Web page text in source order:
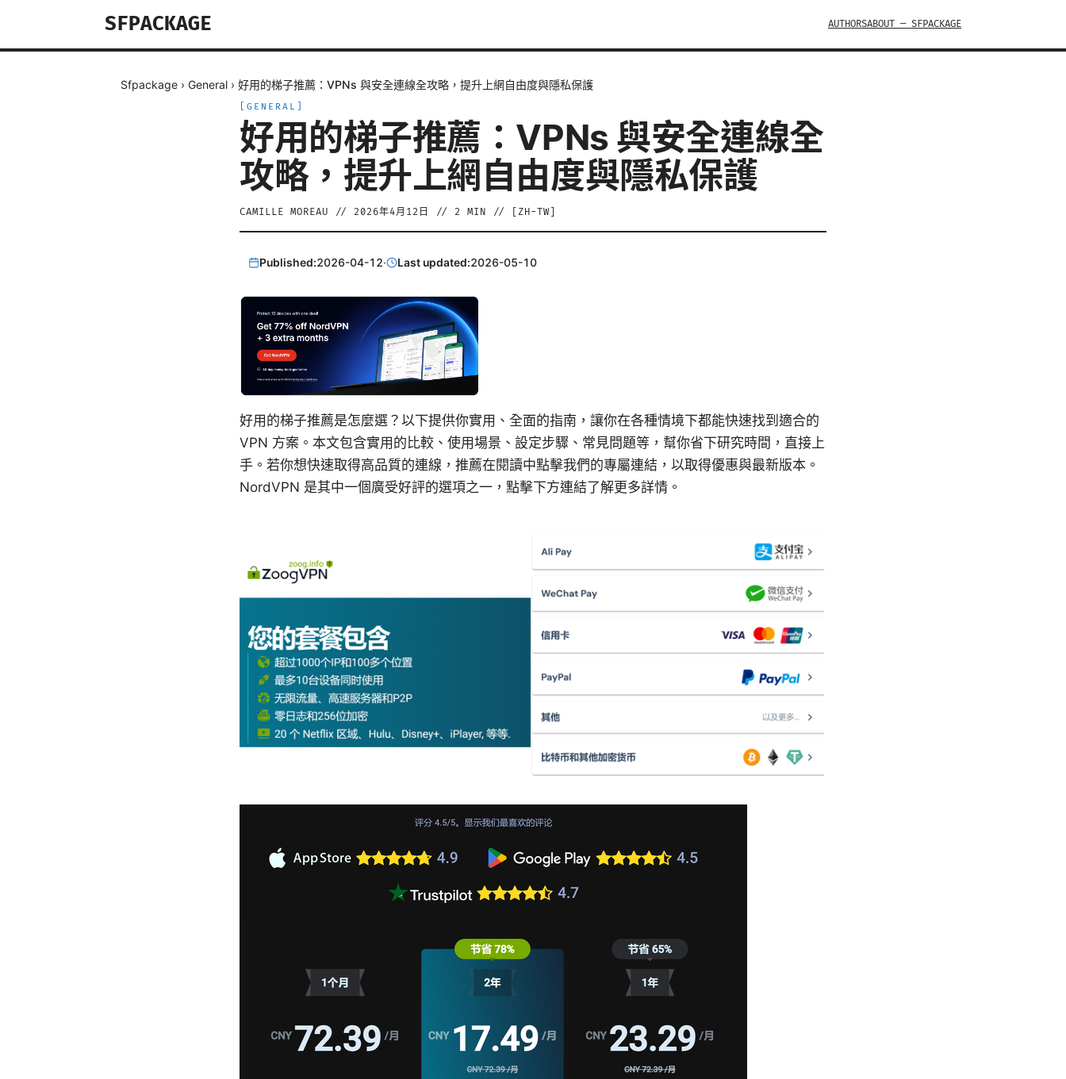
SFPACKAGE AUTHORSABOUT — SFPACKAGE
Sfpackage › General › 好用的梯子推薦：VPNs 與安全連線全攻略，提升上網自由度與隱私保護
GENERAL
好用的梯子推薦：VPNs 與安全連線全
攻略，提升上網自由度與隱私保護
CAMILLE MOREAU // 2026年4月12日 // 2 MIN // [ ZH-TW
Published:2026-04-12· Last updated:2026-05-10
好用的梯子推薦是怎麼選？以下提供你實用、全面的指南，讓你在各種情境下都能快速找到適合的
VPN 方案。本文包含實用的比較、使用場景、設定步驟、常見問題等，幫你省下研究時間，直接上
手。若你想快速取得高品質的連線，推薦在閱讀中點擊我們的專屬連結，以取得優惠與最新版本。
NordVPN 是其中一個廣受好評的選項之一，點擊下方連結了解更多詳情。